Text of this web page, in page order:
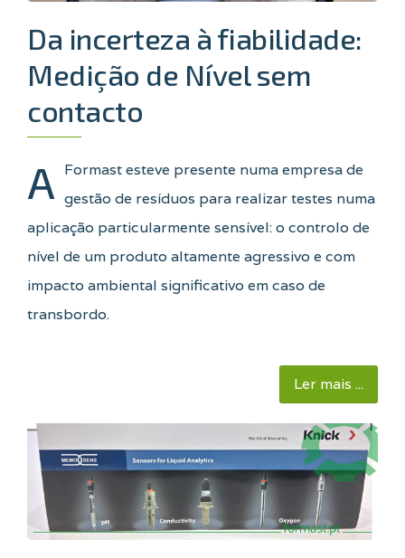
Da incerteza à fiabilidade:
Medição de Nível sem
contacto
A Formast esteve presente numa empresa de
gestão de resíduos para realizar testes numa
aplicação particularmente sensível: o controlo de
nível de um produto altamente agressivo e com
impacto ambiental significativo em caso de
transbordo.
Ler mais ...